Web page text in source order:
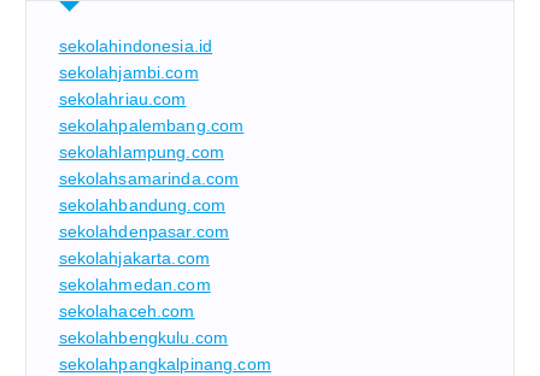
sekolahindonesia.id
sekolahjambi.com
sekolahriau.com
sekolahpalembang.com
sekolahlampung.com
sekolahsamarinda.com
sekolahbandung.com
sekolahdenpasar.com
sekolahjakarta.com
sekolahmedan.com
sekolahaceh.com
sekolahbengkulu.com
sekolahpangkalpinang.com